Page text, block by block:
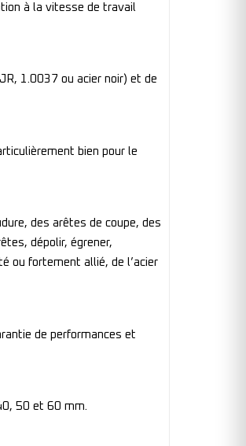
à la vitesse de travail
1.0037 ou acier noir) et de
bien pour le
des arêtes de coupe, des
dépolir, égrener,
ou fortement allié, de l’acier
de performances et
50 et 60 mm.